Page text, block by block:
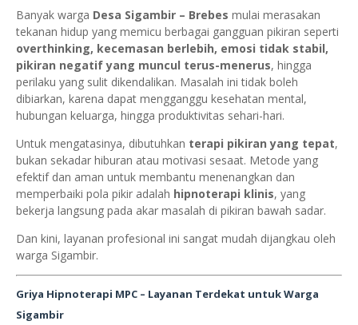
Banyak warga Desa Sigambir – Brebes mulai merasakan
tekanan hidup yang memicu berbagai gangguan pikiran seperti
overthinking, kecemasan berlebih, emosi tidak stabil,
pikiran negatif yang muncul terus-menerus, hingga
perilaku yang sulit dikendalikan. Masalah ini tidak boleh
dibiarkan, karena dapat mengganggu kesehatan mental,
hubungan keluarga, hingga produktivitas sehari-hari.
Untuk mengatasinya, dibutuhkan terapi pikiran yang tepat,
bukan sekadar hiburan atau motivasi sesaat. Metode yang
efektif dan aman untuk membantu menenangkan dan
memperbaiki pola pikir adalah hipnoterapi klinis, yang
bekerja langsung pada akar masalah di pikiran bawah sadar.
Dan kini, layanan profesional ini sangat mudah dijangkau oleh
warga Sigambir.
Griya Hipnoterapi MPC – Layanan Terdekat untuk Warga
Sigambir